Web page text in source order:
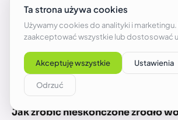
Jak zrobić nieskończone źródło